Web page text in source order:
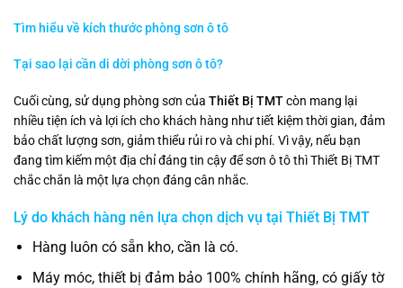
Tìm hiểu về kích thước phòng sơn ô tô
Tại sao lại cần di dời phòng sơn ô tô?
Cuối cùng, sử dụng phòng sơn của Thiết Bị TMTcòn mang lại
nhiều tiện ích và lợi ích cho khách hàng như tiết kiệm thời gian, đảm
bảo chất lượng sơn, giảm thiểu rủi ro và chi phí. Vì vậy, nếu bạn
đang tìm kiếm một địa chỉ đáng tin cậy để sơn ô tô thì Thiết Bị TMT
chắc chắn là một lựa chọn đáng cân nhắc.
Lý do khách hàng nên lựa chọn dịch vụ tại Thiết Bị TMT
Hàng luôn có sẵn kho, cần là có.
Máy móc, thiết bị đảm bảo 100% chính hãng, có giấy tờ